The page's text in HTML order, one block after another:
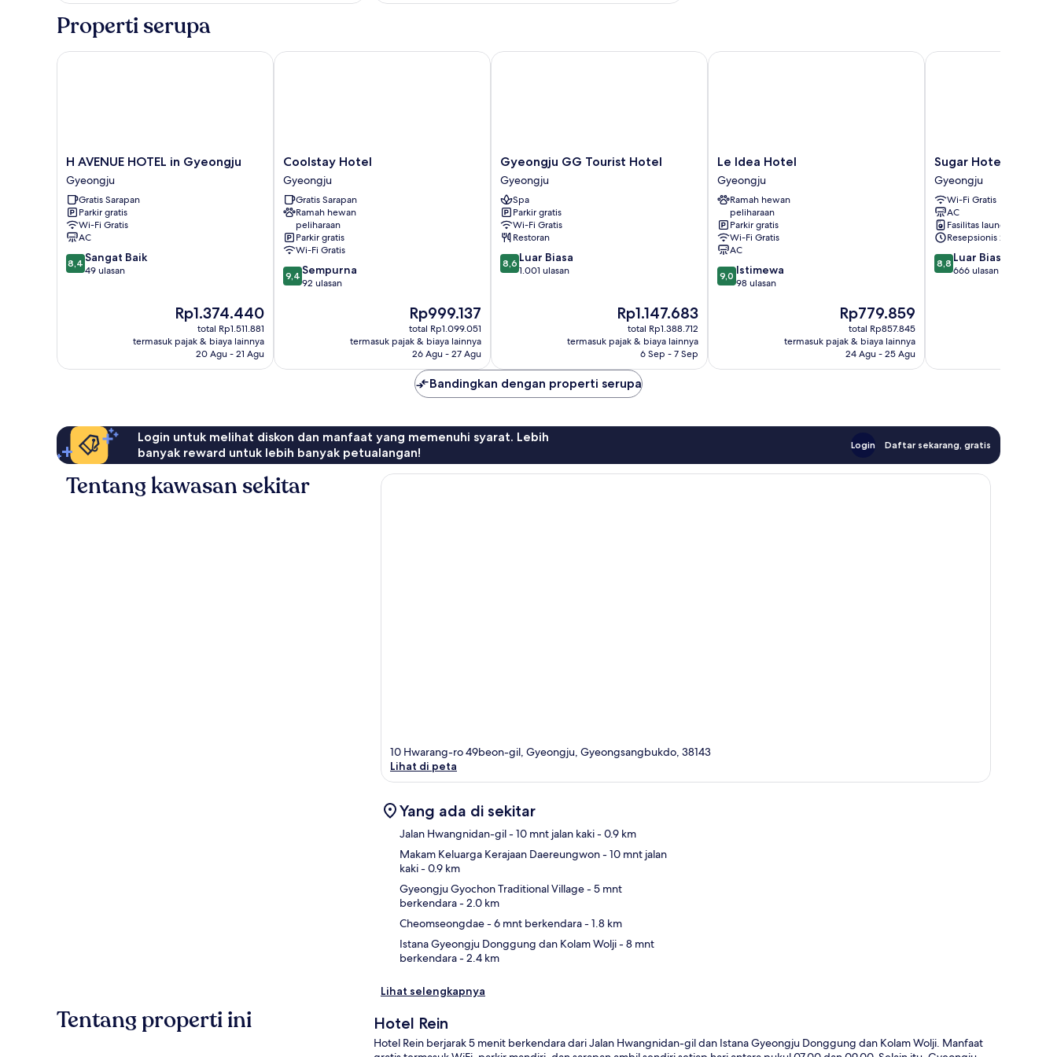
(Including
Properti serupa
H
AVENUE
HOTEL
in
Gyeongju
Gyeongju
H AVENUE HOTEL in Gyeongju
Gyeongju
Gratis Sarapan
Parkir gratis
Wi-Fi Gratis
AC
8.4
dari
8,4 Sangat Baik
49 ulasan
Harga
sekarang
Rp1.374.440
Rp1.374.440
total Rp1.511.881
termasuk pajak & biaya lainnya
20 Agu - 21 Agu
H AVENUE HOTEL in Gyeongju
Coolstay
Hotel
Gyeongju
Coolstay Hotel
Gyeongju
Gratis Sarapan
Ramah hewan
peliharaan
Parkir gratis
Wi-Fi Gratis
9.4
dari
9,4 Sempurna
92 ulasan
Harga
sekarang
Rp999.137
Rp999.137
total Rp1.099.051
termasuk pajak & biaya lainnya
26 Agu - 27 Agu
Coolstay Hotel
Gyeongju
GG
Tourist
Hotel
Gyeongju
Gyeongju GG Tourist Hotel
Gyeongju
Spa
Parkir gratis
Wi-Fi Gratis
Restoran
8.6
dari
8,6 Luar Biasa
1.001 ulasan
Harga
sekarang
Rp1.147.683
Rp1.147.683
total Rp1.388.712
termasuk pajak & biaya lainnya
6 Sep - 7 Sep
Gyeongju GG Tourist Hotel
Le
Idea
Hotel
Gyeongju
Le Idea Hotel
Gyeongju
Ramah hewan
peliharaan
Parkir gratis
Wi-Fi Gratis
AC
9.0
dari
9,0 Istimewa
98 ulasan
Harga
sekarang
Rp779.859
Rp779.859
total Rp857.845
termasuk pajak & biaya lainnya
24 Agu - 25 Agu
Le Idea Hotel
Sugar
Hotel
Gyeongju
Sugar Hotel
Gyeongju
Wi-Fi Gratis
AC
Fasilitas laundry
Resepsionis 24/7
8.8
dari
8,8 Luar Biasa
666 ulasan
Sugar Hotel
Bandingkan dengan properti serupa
Login untuk melihat diskon dan manfaat yang memenuhi syarat. Lebih
banyak reward untuk lebih banyak petualangan!
Login Daftar sekarang, gratis
Tentang kawasan sekitar
10 Hwarang-ro 49beon-gil, Gyeongju, Gyeongsangbukdo, 38143
Lihat di peta
Yang ada di sekitar
Jalan Hwangnidan-gil- 10 mnt jalan kaki- 0.9 km
Makam Keluarga Kerajaan Daereungwon- 10 mnt jalan
kaki- 0.9 km
Gyeongju Gyochon Traditional Village- 5 mnt
berkendara- 2.0 km
Cheomseongdae- 6 mnt berkendara- 1.8 km
Istana Gyeongju Donggung dan Kolam Wolji- 8 mnt
berkendara- 2.4 km
Lihat selengkapnya
Tentang properti ini Hotel Rein
Hotel Rein berjarak 5 menit berkendara dari Jalan Hwangnidan-gil dan Istana Gyeongju Donggung dan Kolam Wolji. Manfaat